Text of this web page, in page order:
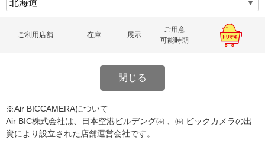
ご利用店舗 在庫 展示
ご用意
可能時期
閉じる
※Air BICCAMERAについて
Air BIC株式会社は、日本空港ビルデング㈱ 、㈱ ビックカメラの出
資により設立された店舗運営会社です。